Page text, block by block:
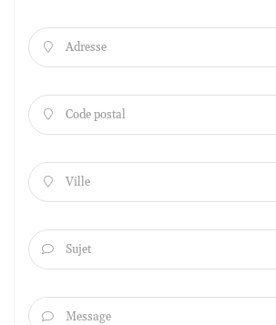
 Adresse
 Code postal
 Ville
 Sujet
 Message